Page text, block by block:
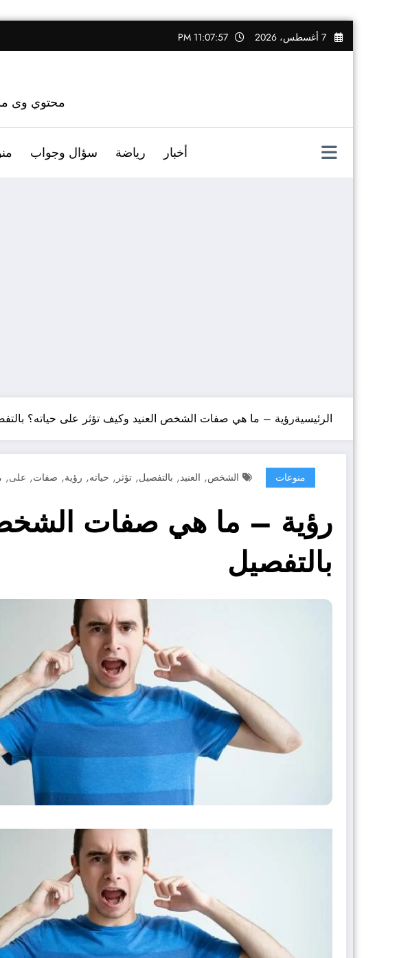
التجاوز
إلى
7 أغسطس، 2026 11:07:58 PM
محتوي وى
أخبار رياضة سؤال وجواب
الرئيسيةرؤية – ما هي صفات الشخص العنيد وكيف تؤثر على حياته؟
منوعات الشخص, العنيد, بالتفصيل, تؤثر , حياته, رؤية, صفات, على,
رؤية – ما هي صفات الشخص
بالتفصيل